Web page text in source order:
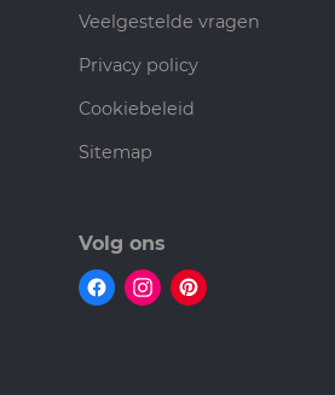
Veelgestelde vragen
Privacy policy
Cookiebeleid
Sitemap
Volg ons